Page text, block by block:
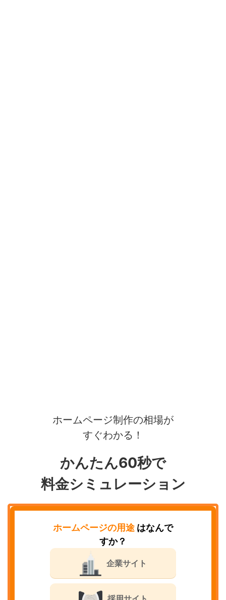
ホームページ制作の相場が
すぐわかる！
かんたん60秒で
料金シミュレーション
ホームページの用途 はなんで
すか？
企業サイト